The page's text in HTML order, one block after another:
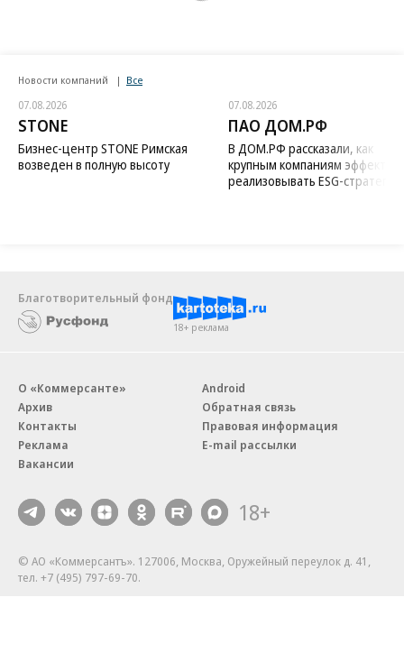
Новости компаний Все
07.08.2026
STONE
Бизнес-центр STONE Римская
возведен в полную высоту
07.08.2026
ПАО ДОМ.РФ
В ДОМ.РФ рассказали, как
крупным компаниям
реализовывать ESG-стратегию
Благотворительный фонд
18+ реклама
О «Коммерсанте»
Архив
Контакты
Реклама
Вакансии
Android
Обратная связь
Правовая информация
E-mail рассылки
18+
© АО «Коммерсантъ». 127006, Москва, Оружейный переулок д. 41,
тел. +7 (495) 797-69-70.